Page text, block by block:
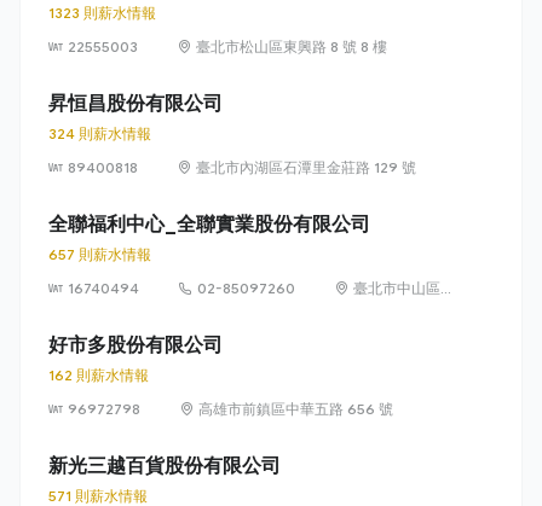
1323 則薪水情報
22555003
臺北市松山區東興路 8 號 8 樓
昇恒昌股份有限公司
324 則薪水情報
89400818
臺北市內湖區石潭里金莊路 129 號
全聯福利中心_全聯實業股份有限公司
657 則薪水情報
16740494
02-85097260
臺北市中山區敬
好市多股份有限公司
162 則薪水情報
96972798
高雄市前鎮區中華五路 656 號
新光三越百貨股份有限公司
571 則薪水情報